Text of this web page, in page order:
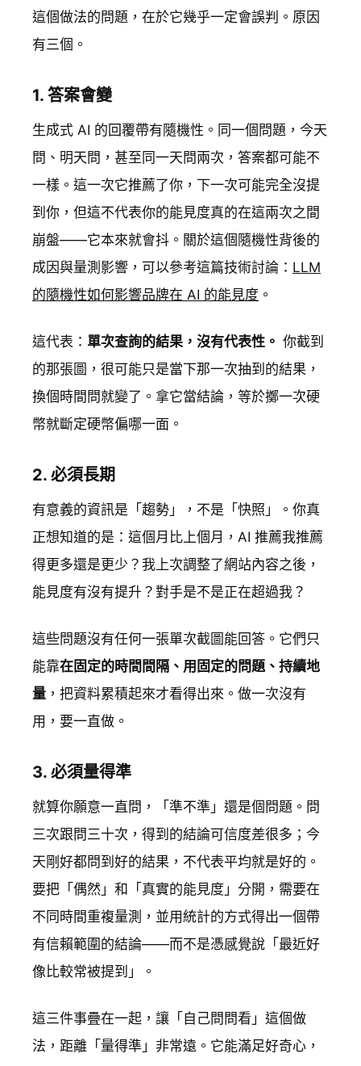
這個做法的問題，在於它幾乎一定會誤判。原因
有三個。
1. 答案會變
生成式 AI 的回覆帶有隨機性。同一個問題，今天
問、明天問，甚至同一天問兩次，答案都可能不
一樣。這一次它推薦了你，下一次可能完全沒提
到你，但這不代表你的能見度真的在這兩次之間
崩盤——它本來就會抖。關於這個隨機性背後的
成因與量測影響，可以參考這篇技術討論： LLM
的隨機性如何影響品牌在 AI 的能見度 。
這代表： 單次查詢的結果，沒有代表性。 你截到
的那張圖，很可能只是當下那一次抽到的結果，
換個時間問就變了。拿它當結論，等於擲一次硬
幣就斷定硬幣偏哪一面。
2. 必須長期
有意義的資訊是「趨勢」，不是「快照」。你真
正想知道的是：這個月比上個月，AI 推薦我推薦
得更多還是更少？我上次調整了網站內容之後，
能見度有沒有提升？對手是不是正在超過我？
這些問題沒有任何一張單次截圖能回答。它們只
能靠在固定的時間間隔、用固定的問題、持續地
量 ，把資料累積起來才看得出來。做一次沒有
用，要一直做。
3. 必須量得準
就算你願意一直問，「準不準」還是個問題。問
三次跟問三十次，得到的結論可信度差很多；今
天剛好都問到好的結果，不代表平均就是好的。
要把「偶然」和「真實的能見度」分開，需要在
不同時間重複量測，並用統計的方式得出一個帶
有信賴範圍的結論——而不是憑感覺說「最近好
像比較常被提到」。
這三件事疊在一起，讓「自己問問看」這個做
法，距離「量得準」非常遠。它能滿足好奇心，